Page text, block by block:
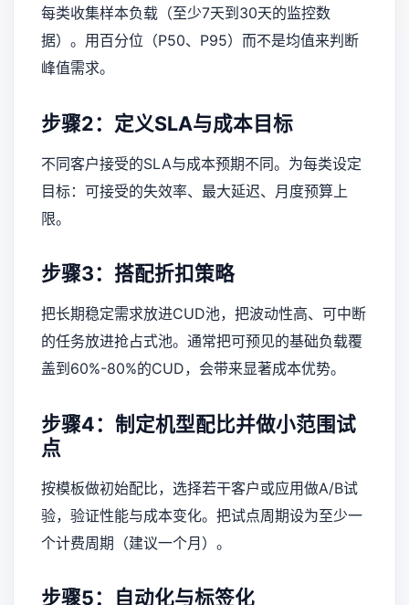
每类收集样本负载（至少7天到30天的监控数
据）。用百分位（P50、P95）而不是均值来判断
峰值需求。
步骤2：定义SLA与成本目标
不同客户接受的SLA与成本预期不同。为每类设定
目标：可接受的失效率、最大延迟、月度预算上
限。
步骤3：搭配折扣策略
把长期稳定需求放进CUD池，把波动性高、可中断
的任务放进抢占式池。通常把可预见的基础负载覆
盖到60%-80%的CUD，会带来显著成本优势。
步骤4：制定机型配比并做小范围试
点
按模板做初始配比，选择若干客户或应用做A/B试
验，验证性能与成本变化。把试点周期设为至少一
个计费周期（建议一个月）。
步骤5：自动化与标签化